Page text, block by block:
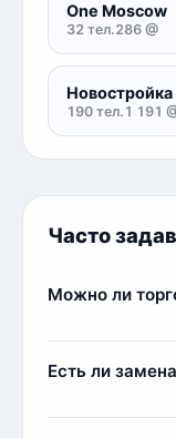
One Moscow
32 тел.286 @
Новостройка
190 тел. 1 191
Часто
Можно ли
поэтому идем
Есть ли